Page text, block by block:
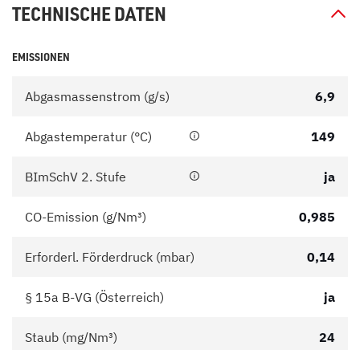
TECHNISCHE DATEN
EMISSIONEN
Abgasmassenstrom (g/s) 6,9
Abgastemperatur (°C) 149
BImSchV 2. Stufe ja
CO-Emission (g/Nm³) 0,985
Erforderl. Förderdruck (mbar) 0,14
§ 15a B-VG (Österreich) ja
Staub (mg/Nm³) 24